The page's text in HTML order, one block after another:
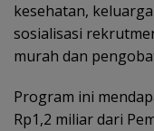
kesehatan,
sosialisasi
murah dan
Program ini
Rp1,2 miliar dari